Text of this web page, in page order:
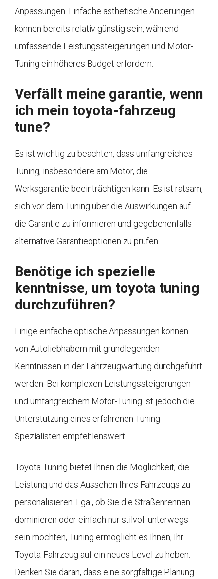
Anpassungen. Einfache ästhetische Änderungen
können bereits relativ günstig sein, während
umfassende Leistungssteigerungen und Motor-
Tuning ein höheres Budget erfordern.
Verfällt meine garantie, wenn
ich mein toyota-fahrzeug
tune?
Es ist wichtig zu beachten, dass umfangreiches
Tuning, insbesondere am Motor, die
Werksgarantie beeinträchtigen kann. Es ist ratsam,
sich vor dem Tuning über die Auswirkungen auf
die Garantie zu informieren und gegebenenfalls
alternative Garantieoptionen zu prüfen.
Benötige ich spezielle
kenntnisse, um toyota tuning
durchzuführen?
Einige einfache optische Anpassungen können
von Autoliebhabern mit grundlegenden
Kenntnissen in der Fahrzeugwartung durchgeführt
werden. Bei komplexen Leistungssteigerungen
und umfangreichem Motor-Tuning ist jedoch die
Unterstützung eines erfahrenen Tuning-
Spezialisten empfehlenswert.
Toyota Tuning bietet Ihnen die Möglichkeit, die
Leistung und das Aussehen Ihres Fahrzeugs zu
personalisieren. Egal, ob Sie die Straßenrennen
dominieren oder einfach nur stilvoll unterwegs
sein möchten, Tuning ermöglicht es Ihnen, Ihr
Toyota-Fahrzeug auf ein neues Level zu heben.
Denken Sie daran, dass eine sorgfältige Planung